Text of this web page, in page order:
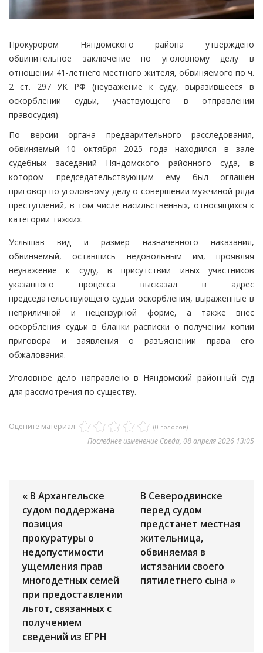
Прокурором Няндомского района утверждено
обвинительное заключение по уголовному делу в
отношении 41-летнего местного жителя, обвиняемого по ч.
2 ст. 297 УК РФ (неуважение к суду, выразившееся в
оскорблении судьи, участвующего в отправлении
правосудия).
По версии органа предварительного расследования,
обвиняемый 10 октября 2025 года находился в зале
судебных заседаний Няндомского районного суда, в
котором председательствующим ему был оглашен
приговор по уголовному делу о совершении мужчиной ряда
преступлений, в том числе насильственных, относящихся к
категории тяжких.
Услышав вид и размер назначенного наказания,
обвиняемый, оставшись недовольным им, проявляя
неуважение к суду, в присутствии иных участников
указанного процесса высказал в адрес
председательствующего судьи оскорбления, выраженные в
неприличной и нецензурной форме, а также внес
оскорбления судьи в бланки расписки о получении копии
приговора и заявления о разъяснении права его
обжалования.
Уголовное дело направлено в Няндомский районный суд
для рассмотрения по существу.
Оцените материал (0 голосов)
Последнее изменение Среда, 08 апреля 2026 13:05
« В Архангельске
судом поддержана
позиция
прокуратуры о
недопустимости
ущемления прав
многодетных семей
при предоставлении
льгот, связанных с
получением
сведений из ЕГРН
В Северодвинске
перед судом
предстанет местная
жительница,
обвиняемая в
истязании своего
пятилетнего сына »